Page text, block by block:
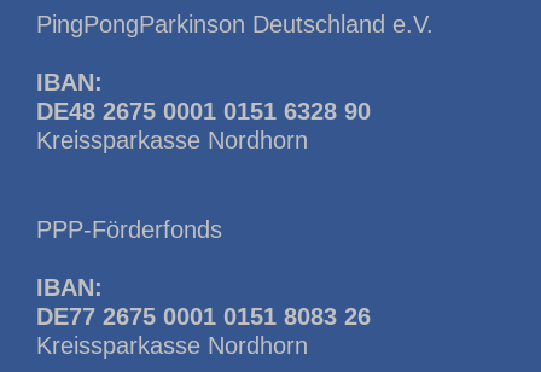
PingPongParkinson Deutschland e.V.
IBAN:
DE48 2675 0001 0151 6328 90
Kreissparkasse Nordhorn
PPP-Förderfonds
IBAN:
DE77 2675 0001 0151 8083 26
Kreissparkasse Nordhorn